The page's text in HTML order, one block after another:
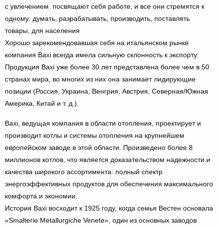
с увлечением посвящают себя работе, и все они стремятся к
одному: думать, разрабатывать, производить, поставлять
товары, для населения
Хорошо зарекомендовавшая себя на итальянском рынке
компания Baxi всегда имела сильную склонность к экспорту:
Продукция Baxi уже более 30 лет представлена ​​более чем в 50
странах мира, во многих из них она занимает лидирующие
позиции (Россия, Украина, Венгрия, Австрия, Северная/Южная
Америка, Китай и т. д.).
Baxi, ведущая компания в области отопления, проектирует и
производит котлы и системы отопления на крупнейшем
европейском заводе в этой области. Произведено более 8
миллионов котлов, что является доказательством надежности и
качества широкого ассортимента: полный спектр
энергоэффективных продуктов для обеспечения максимального
комфорта и экономии.
История Baxi восходит к 1925 году, когда семья Вестен основала
«Smalterie Metallurgiche Venete», один из основных заводов